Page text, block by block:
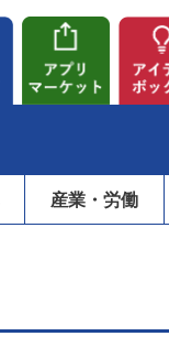
産業・労働